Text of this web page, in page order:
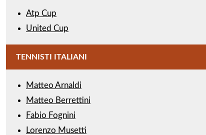
Atp Cup
United Cup
TENNISTI ITALIANI
Matteo Arnaldi
Matteo Berrettini
Fabio Fognini
Lorenzo Musetti